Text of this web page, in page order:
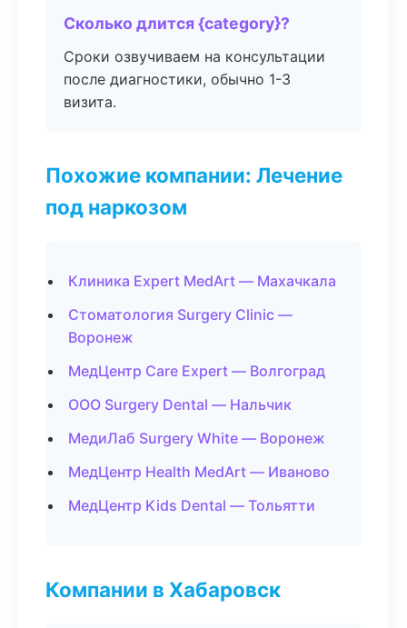
Сколько длится {category}?
Сроки озвучиваем на консультации
после диагностики, обычно 1-3
визита.
Похожие компании: Лечение
под наркозом
Клиника Expert MedArt — Махачкала
Стоматология Surgery Clinic —
Воронеж
МедЦентр Care Expert — Волгоград
ООО Surgery Dental — Нальчик
МедиЛаб Surgery White — Воронеж
МедЦентр Health MedArt — Иваново
МедЦентр Kids Dental — Тольятти
Компании в Хабаровск